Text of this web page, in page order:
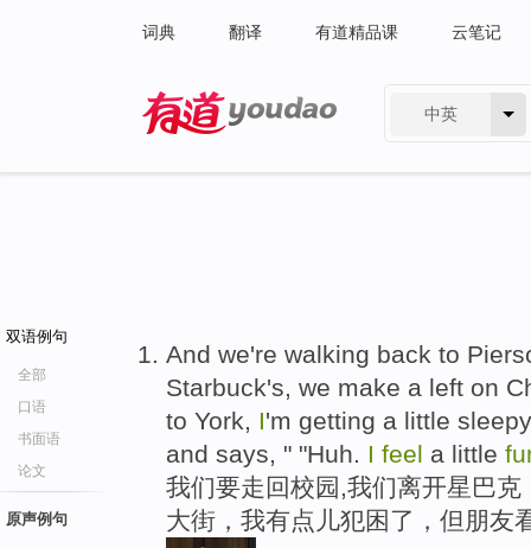
词典 翻译 有道精品课 云笔记
中英
双语例句
全部
口语
书面语
论文
原声例句
And we're walking back to
Starbuck's, we make a left on
to York, I'm getting a little
and says, " "Huh. I feel a little
我们要走回校园,我们离开星巴
大街，我有点儿犯困了，但朋友